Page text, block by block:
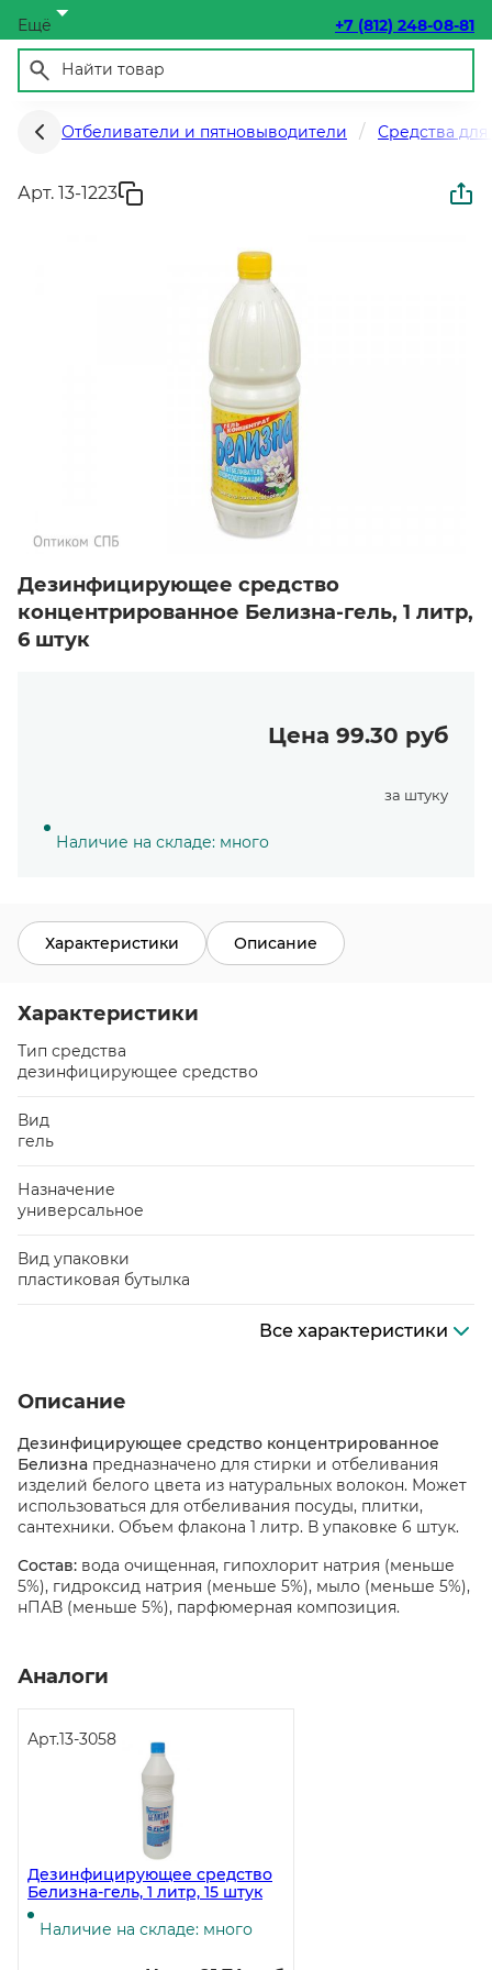
Ещё +7 (812) 248-08-81
Отбеливатели и пятновыводители Средства
Арт. 13-1223
Дезинфицирующее средство
концентрированное Белизна-гель, 1 литр,
6 штук
Цена 99.30 руб
за штуку
Наличие на складе: много
Характеристики Описание
Характеристики
Тип средства
дезинфицирующее средство
Вид
гель
Назначение
универсальное
Вид упаковки
пластиковая бутылка
Все характеристики
Описание
Дезинфицирующее средство концентрированное
Белизна предназначено для стирки и отбеливания
изделий белого цвета из натуральных волокон. Может
использоваться для отбеливания посуды, плитки,
сантехники. Объем флакона 1 литр. В упаковке 6 штук.
Состав: вода очищенная, гипохлорит натрия (меньше
5%), гидроксид натрия (меньше 5%), мыло (меньше 5%),
нПАВ (меньше 5%), парфюмерная композиция.
Аналоги
Арт.13-3058
Дезинфицирующее средство
Белизна-гель, 1 литр, 15 штук
Наличие на складе: много